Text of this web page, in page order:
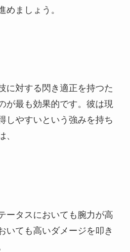
めましょう。
に対する閃き適正を持つた
が最も効果的です。彼は現
しやすいという強みを持ち
、
ータスにおいても腕力が高
いても高いダメージを叩き